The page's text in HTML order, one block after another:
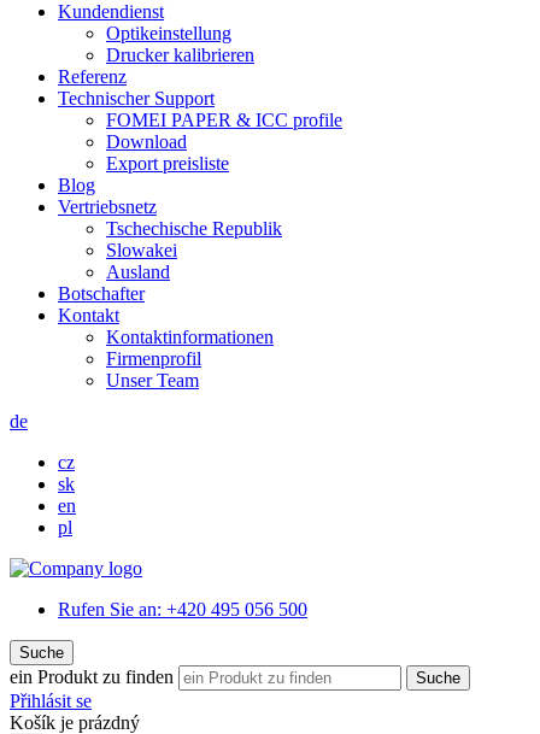
Kundendienst
Optikeinstellung
Drucker kalibrieren
Referenz
Technischer Support
FOMEI PAPER & ICC profile
Download
Export preisliste
Blog
Vertriebsnetz
Tschechische Republik
Slowakei
Ausland
Botschafter
Kontakt
Kontaktinformationen
Firmenprofil
Unser Team
de
cz
sk
en
pl
Rufen Sie an: +420 495 056 500
Suche
ein Produkt zu finden Suche
Přihlásit se
Košík je prázdný